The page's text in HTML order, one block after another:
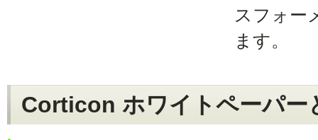
スフォー
ます。
Corticon ホワイトペーパー